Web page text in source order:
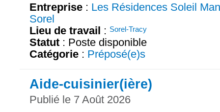
Entreprise : Les Résidences Soleil
Sorel
Lieu de travail : Sorel-Tracy
Statut : Poste disponible
Catégorie : Préposé(e)s
Aide-cuisinier(ière)
Publié le 7 Août 2026